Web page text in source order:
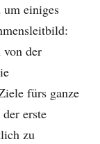
um einiges
der
fürs ganze
erste
zu